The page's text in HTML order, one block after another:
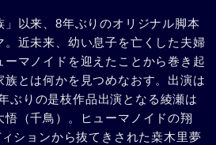
以来、8年ぶりのオリジナル脚本
。近未来、幼い息子を亡くした夫婦
ーマノイドを迎えたことから巻き起
族とは何かを見つめなおす。出演は
ぶりの是枝作品出演となる綾瀬は
悟（千鳥）。ヒューマノイドの翔
ションから抜てきされた桒木里夢